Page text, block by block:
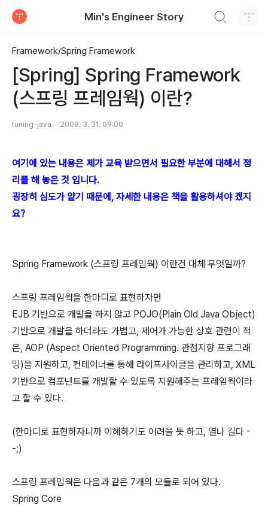
Min's Engineer Story
Framework/Spring Framework
[Spring] Spring Framework
(스프링 프레임웍) 이란?
tuning-java 2008. 3. 31. 09:00
여기에 있는 내용은 제가 교육 받으면서 필요한 부분에 대해서 정
리를 해 놓은 것 입니다.
굉장히 심도가 얕기 때문에, 자세한 내용은 책을 활용하셔야 겠지
요?
Spring Framework (스프링 프레임웍) 이란건 대체 무엇일까?
스프링 프레임웍을 한마디로 표현하자면
EJB 기반으로 개발을 하지 않고 POJO(Plain Old Java Object)
기반으로 개발을 하더라도 가볍고, 제어가 가능한 상호 관련이 적
은, AOP (Aspect Oriented Programming. 관점지향 프로그래
밍)을 지원하고, 컨테이너를 통해 라이프사이클을 관리하고, XML
기반으로 컴포넌트를 개발할 수 있도록 지원해주는 프레임웍이라
고 할 수 있다.
(한마디로 표현하자니까 이해하기도 어려울 듯 하고, 열나 길다 -
-;)
스프링 프레임웍은 다음과 같은 7개의 모듈로 되어 있다.
Spring Core